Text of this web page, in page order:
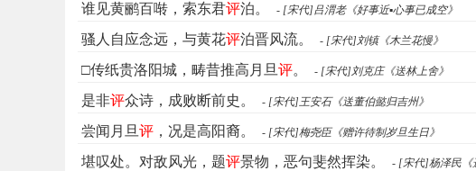
谁见黄鹂百啭，索东君评泊。 - [宋代]吕渭老《好事近▪心事已成空》
骚人自应念远，与黄花评泊晋风流。 - [宋代]刘镇《木兰花慢》
□传纸贵洛阳城，畴昔推高月旦评。 - [宋代]刘克庄《送林上舍》
是非评众诗，成败断前史。 - [宋代]王安石《送董伯懿归吉州》
尝闻月旦评 ，况是高阳裔。 - [宋代]梅尧臣《赠许待制岁旦生日》
堪叹处。对敌风光，题评景物，恶句斐然挥染。 - [宋代]杨泽民《